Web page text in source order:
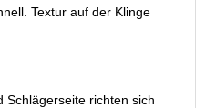
Textur auf der Klinge
Schlägerseite richten sich